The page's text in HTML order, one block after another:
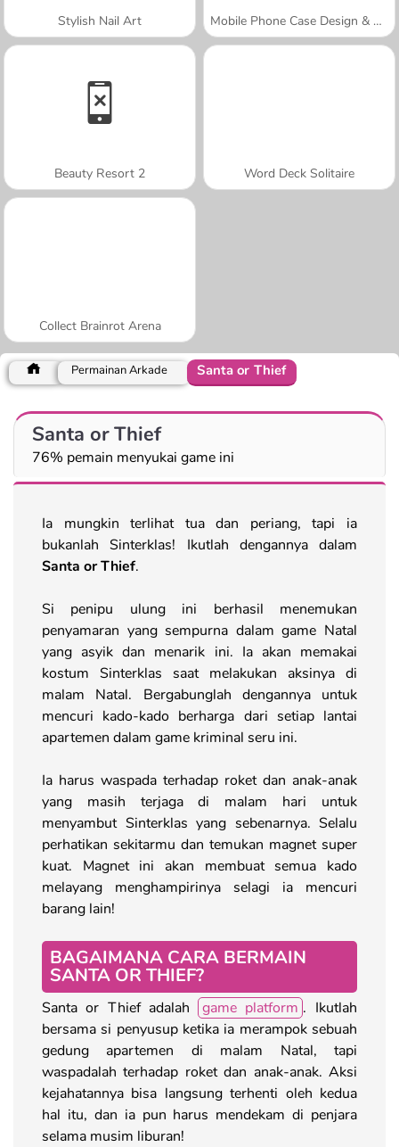
Stylish Nail Art Mobile Phone Case Design & DIY
Beauty Resort 2 Word Deck Solitaire
Collect Brainrot Arena
Permainan Arkade Santa or Thief
Santa or Thief
76% pemain menyukai game ini
Ia mungkin terlihat tua dan periang, tapi ia
bukanlah Sinterklas! Ikutlah dengannya dalam
Santa or Thief.
Si penipu ulung ini berhasil menemukan
penyamaran yang sempurna dalam game Natal
yang asyik dan menarik ini. Ia akan memakai
kostum Sinterklas saat melakukan aksinya di
malam Natal. Bergabunglah dengannya untuk
mencuri kado-kado berharga dari setiap lantai
apartemen dalam game kriminal seru ini.
Ia harus waspada terhadap roket dan anak-anak
yang masih terjaga di malam hari untuk
menyambut Sinterklas yang sebenarnya. Selalu
perhatikan sekitarmu dan temukan magnet super
kuat. Magnet ini akan membuat semua kado
melayang menghampirinya selagi ia mencuri
barang lain!
BAGAIMANA CARA BERMAIN
SANTA OR THIEF?
Santa or Thief adalah game platform . Ikutlah
bersama si penyusup ketika ia merampok sebuah
gedung apartemen di malam Natal, tapi
waspadalah terhadap roket dan anak-anak. Aksi
kejahatannya bisa langsung terhenti oleh kedua
hal itu, dan ia pun harus mendekam di penjara
selama musim liburan!